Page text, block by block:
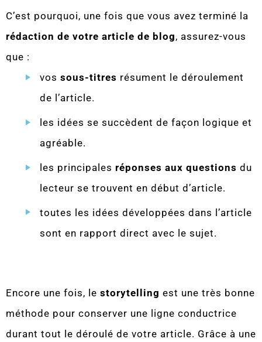
C’est pourquoi, une fois que vous avez terminé la
rédaction de votre article de blog, assurez-vous
que :
vos sous-titres résument le déroulement
de l’article.
les idées se succèdent de façon logique et
agréable.
les principales réponses aux questions du
lecteur se trouvent en début d’article.
toutes les idées développées dans l’article
sont en rapport direct avec le sujet.
Encore une fois, le storytelling est une très bonne
méthode pour conserver une ligne conductrice
durant tout le déroulé de votre article. Grâce à une